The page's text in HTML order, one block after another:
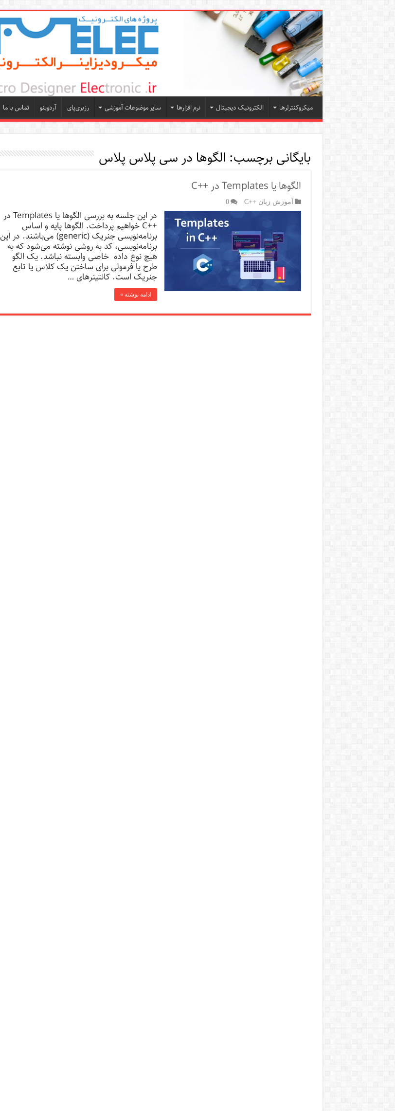
میکروکنترلرها الکترونیک دیجیتال نرم افزارها سایر موضوعات آموزشی رزبری‌پای آردوینو تماس با ما
بایگانی برچسب: الگوها در سی پلاس پلاس
الگوها یا Templates در ++C
آموزش زبان ++C 0
در این جلسه به بررسی الگوها یا Templates در
++C خواهیم پرداخت. الگوها پایه و اساس
برنامه‌نویسی جنریک (generic) می‌باشند. در این
برنامه‌نویسی، کد به روشی نوشته می‌شود که به
هیچ نوع داده خاصی وابسته نباشد. یک الگو
طرح یا فرمولی برای ساختن یک کلاس یا تابع
جنریک است. کانتینرهای …
ادامه نوشته »